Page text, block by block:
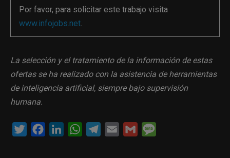
Por favor, para solicitar este trabajo visita
www.infojobs.net.
La selección y el tratamiento de la información de estas
ofertas se ha realizado con la asistencia de herramientas
de inteligencia artificial, siempre bajo supervisión
humana.
Twitter FacebookLinkedInWhatsAppTelegram
Email Gmail